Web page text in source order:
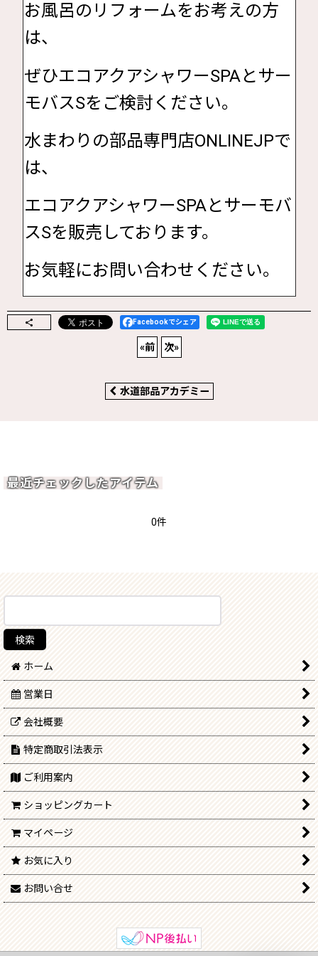
お風呂のリフォームをお考えの方
は、
ぜひエコアクアシャワーSPAとサー
モバスSをご検討ください。
水まわりの部品専門店ONLINEJPで
は、
エコアクアシャワーSPAとサーモバ
スSを販売しております。
お気軽にお問い合わせください。
Facebookでシェア
«前 次»
水道部品アカデミー
最近チェックしたアイテム
0件
ホーム
営業日
会社概要
特定商取引法表示
ご利用案内
ショッピングカート
マイページ
お気に入り
お問い合せ